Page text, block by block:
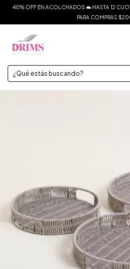
40% OFF EN ACOLCHADOS ☁️ HASTA 12
PARA COMPRAS